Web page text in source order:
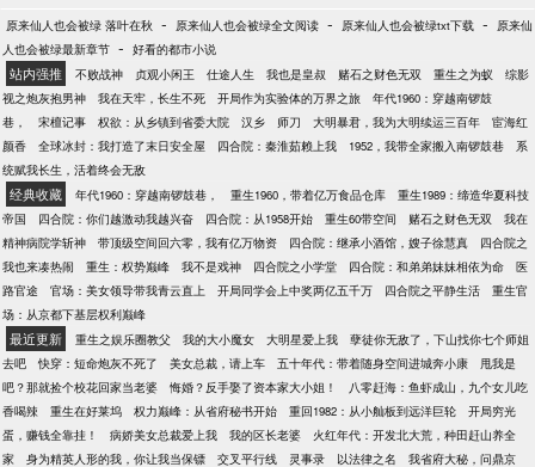
炼物资以及还被大仙下的禁忌，从此开启遨游万界之
旅......
原来仙人也会被绿 落叶在秋 - 原来仙人也会被绿全文阅读 - 原来仙人也会被绿txt下载 -
原来仙
人也会被绿最新章节 - 好看的都市小说
站内强推 不败战神 贞观小闲王 仕途人生 我也是皇叔 赌石之财色无双 重生之为蚁
综影
视之炮灰抱男神
我在天牢，长生不死 开局作为实验体的万界之旅
年代1960：穿越南锣鼓
巷，
宋檀记事 权欲：从乡镇到省委大院 汉乡 师刀 大明暴君，我为大明续运三百年
宦海红
颜香
全球冰封：我打造了末日安全屋 四合院：秦淮茹赖上我 1952，我带全家搬入南锣鼓巷
系
统赋我长生，活着终会无敌
经典收藏 年代1960：穿越南锣鼓巷， 重生1960，带着亿万食品仓库
重生1989：缔造华夏科技
帝国
四合院：你们越激动我越兴奋 四合院：从1958开始 重生60带空间 赌石之财色无双
我在
精神病院学斩神
带顶级空间回六零，我有亿万物资 四合院：继承小酒馆，嫂子徐慧真
四合院之
我也来凑热闹
重生：权势巅峰 我不是戏神 四合院之小学堂 四合院：和弟弟妹妹相依为命
医
路官途
官场：美女领导带我青云直上 开局同学会上中奖两亿五千万 四合院之平静生活
重生官
场：从京都下基层权利巅峰
最近更新 重生之娱乐圈教父 我的大小魔女 大明星爱上我
孽徒你无敌了，下山找你七个师姐
去吧
快穿：短命炮灰不死了 美女总裁，请上车 五十年代：带着随身空间进城奔小康
甩我是
吧？那就捡个校花回家当老婆
悔婚？反手娶了资本家大小姐！
八零赶海：鱼虾成山，九个女儿吃
香喝辣
重生在好莱坞 权力巅峰：从省府秘书开始 重回1982：从小舢板到远洋巨轮
开局穷光
蛋，赚钱全靠挂！
病娇美女总裁爱上我 我的区长老婆
火红年代：开发北大荒，种田赶山养全
家
身为精英人形的我，你让我当保镖 交叉平行线 灵事录 以法律之名
我省府大秘，问鼎京